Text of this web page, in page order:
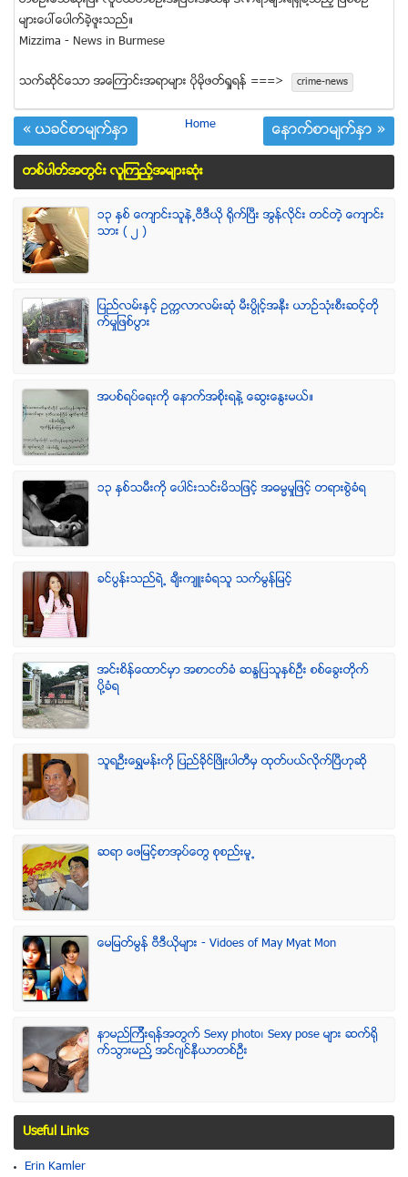
မ်ားေပၚေပါက္ခဲ့ဖူးသည္။
Mizzima - News in Burmese
သက္ဆုိင္ေသာ အေၾကာင္းအရာမ်ား ပုိမုိဖတ္ရႈရန္ ===> crime-news
« ယခင္စာမ်က္ႏွာ Home ေနာက္စာမ်က္ႏွာ »
တစ္ပါတ္အတြင္း လူၾကည့္အမ်ားဆံုး
၁၃ ႏွစ္ ေက်ာင္းသူနဲ႕ဗီဒီယို ရိုက္ျပီး အြန္လိုင္း တင္တဲ့ ေက်ာင္း
သား ( ၂ )
ျပည္လမ္းႏွင့္ ဥကၠလာလမ္းဆုံ မီးပြိဳင့္အနီး ယာဥ္သုံးစီးဆင့္တို
က္မႈျဖစ္ပြား
အပစ္ရပ္ေရးကို ေနာက္အစိုးရနဲ႔ ေဆြးေႏြးမယ္။
၁၃ ႏွစ္သမီးကို ေပါင္းသင္းမိသျဖင့္ အဓမၼမႈျဖင့္ တရားစြဲခံရ
ခင္ပြန္းသည္ရဲ႕ ခ်ီးက်ဴးခံရသူ သက္မြန္ျမင့္
အင္းစိန္ေထာင္မွာ အစာငတ္ခံ ဆႏၵျပသူႏွစ္ဦး စစ္ေခြးတုိက္
ပုိ႔ခံရ
သူရဦးေရႊမန္းကို ျပည္ခိုင္ျဖိဳးပါတီမွ ထုတ္ပယ္လိုက္ျပီဟုဆို
ဆရာ ေဖျမင့္စာအုပ္ေတြ စုစည္းမူ႕
ေမျမတ္မြန္ ဗီဒီယုိမ်ား - Vidoes of May Myat Mon
နာမည္ၾကီးရန္အတြက္ Sexy photo၊ Sexy pose မ်ား ဆက္ရို
က္သြားမည္႔ အင္ဂ်င္နီယာတစ္ဦး
Useful Links
Erin Kamler